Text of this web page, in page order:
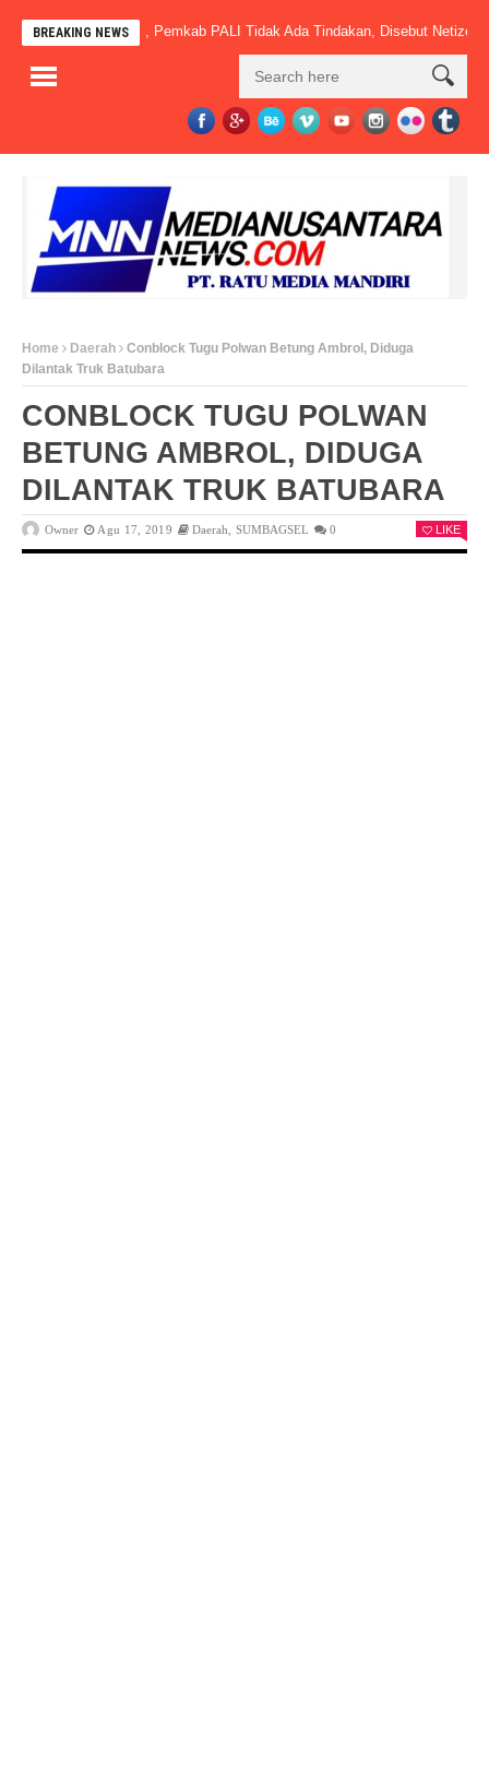
BREAKING NEWS
Beroperasi, Pemkab PALI Tidak Ada Tindakan, Disebut Netizen”
Home Daerah
Conblock Tugu Polwan Betung Ambrol, Diduga
Dilantak Truk Batubara
CONBLOCK TUGU POLWAN
BETUNG AMBROL, DIDUGA
DILANTAK TRUK BATUBARA
Owner Agu 17, 2019 Daerah SUMBAGSEL 0 LIKE